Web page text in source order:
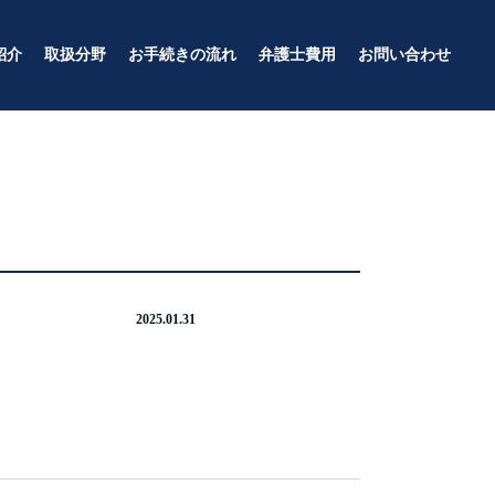
介 取扱分野 お手続きの流れ 弁護士費用 お問い合わせ
2025.01.31